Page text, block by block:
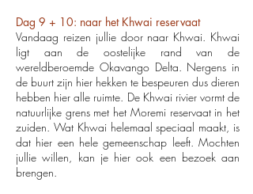
Dag 9 + 10: naar het Khwai reservaat
Vandaag reizen jullie door naar Khwai. Khwai
ligt aan de oostelijke rand van de
wereldberoemde Okavango Delta. Nergens in
de buurt zijn hier hekken te bespeuren dus dieren
hebben hier alle ruimte. De Khwai rivier vormt de
natuurlijke grens met het Moremi reservaat in het
zuiden. Wat Khwai helemaal speciaal maakt, is
dat hier een hele gemeenschap leeft. Mochten
jullie willen, kan je hier ook een bezoek aan
brengen.